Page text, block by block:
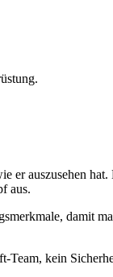
er auszusehen
aus.
damit
kein